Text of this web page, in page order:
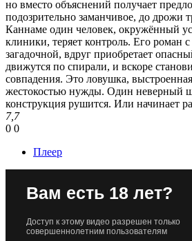
но вместо объяснений получает
подозрительно заманчивое, до дрожи
Каннаме один человек, окружённый
клиники, теряет контроль. Его
загадочной, вдруг приобретает
движутся по спирали, и вскоре
совпадения. Это ловушка,
жестокостью нужды. Один неверный
конструкция рушится. Или начинает
7,7
0 0
Плеер